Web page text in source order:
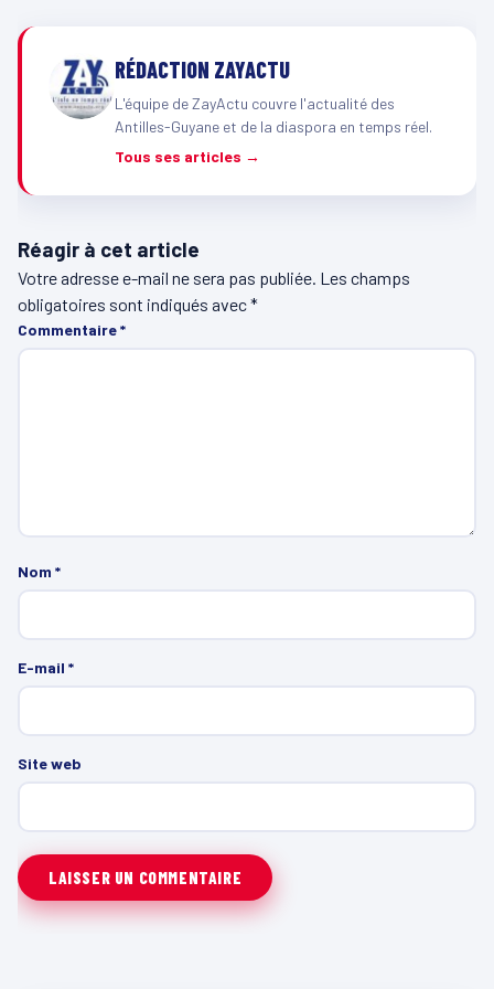
RÉDACTION ZAYACTU
L'équipe de ZayActu couvre l'actualité des
Antilles-Guyane et de la diaspora en temps réel.
Tous ses articles →
Réagir à cet article
Votre adresse e-mail ne sera pas publiée. Les champs
obligatoires sont indiqués avec*
Commentaire*
Nom *
E-mail *
Site web